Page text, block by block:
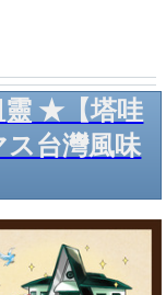
靈 ★【塔哇
ス台灣風味